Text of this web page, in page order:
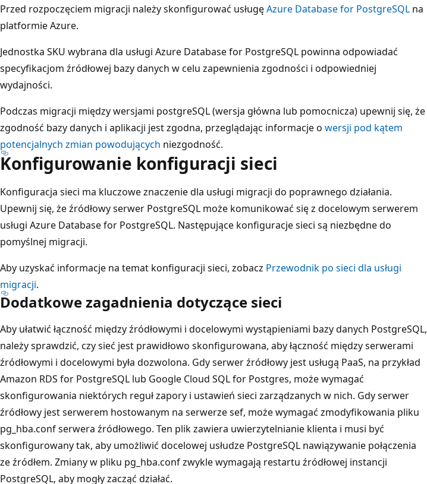
Przed rozpoczęciem migracji należy skonfigurować usługęAzure Database for PostgreSQL na
platformie Azure.
Jednostka SKU wybrana dla usługi Azure Database for PostgreSQL powinna odpowiadać
specyfikacjom źródłowej bazy danych w celu zapewnienia zgodności i odpowiedniej
wydajności.
Podczas migracji między wersjami postgreSQL (wersja główna lub pomocnicza) upewnij się, że
zgodność bazy danych i aplikacji jest zgodna, przeglądając informacje o wersji pod kątem
potencjalnych zmian powodujących niezgodność.
Konfigurowanie konfiguracji sieci
Konfiguracja sieci ma kluczowe znaczenie dla usługi migracji do poprawnego działania.
Upewnij się, że źródłowy serwer PostgreSQL może komunikować się z docelowym serwerem
usługi Azure Database for PostgreSQL. Następujące konfiguracje sieci są niezbędne do
pomyślnej migracji.
Aby uzyskać informacje na temat konfiguracji sieci, zobacz Przewodnik po sieci dla usługi
migracji.
Dodatkowe zagadnienia dotyczące sieci
Aby ułatwić łączność między źródłowymi i docelowymi wystąpieniami bazy danych PostgreSQL,
należy sprawdzić, czy sieć jest prawidłowo skonfigurowana, aby łączność między serwerami
źródłowymi i docelowymi była dozwolona. Gdy serwer źródłowy jest usługą PaaS, na przykład
Amazon RDS for PostgreSQL lub Google Cloud SQL for Postgres, może wymagać
skonfigurowania niektórych reguł zapory i ustawień sieci zarządzanych w nich. Gdy serwer
źródłowy jest serwerem hostowanym na serwerze sef, może wymagać zmodyfikowania pliku
pg_hba.conf serwera źródłowego. Ten plik zawiera uwierzytelnianie klienta i musi być
skonfigurowany tak, aby umożliwić docelowej usłudze PostgreSQL nawiązywanie połączenia
ze źródłem. Zmiany w pliku pg_hba.conf zwykle wymagają restartu źródłowej instancji
PostgreSQL, aby mogły zacząć działać.